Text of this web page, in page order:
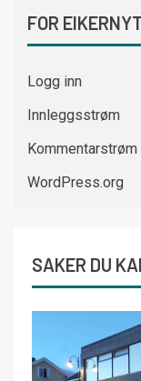
FOR
Logg inn
Innleggsstrøm
Kommentarstrøm
WordPress.org
SAKER DU